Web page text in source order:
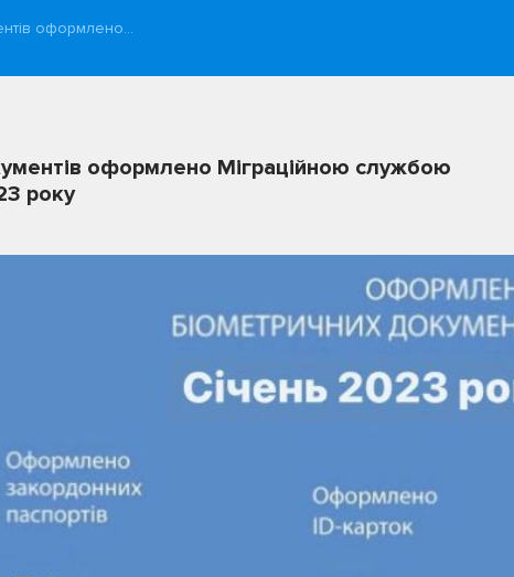
оформлено…
оформлено Міграційною службою
року